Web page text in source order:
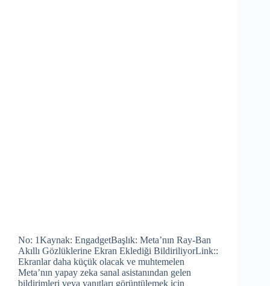
No: 1Kaynak: EngadgetBaşlık: Meta’nın Ray-Ban
Akıllı Gözlüklerine Ekran Eklediği BildiriliyorLink::
Ekranlar daha küçük olacak ve muhtemelen
Meta’nın yapay zeka sanal asistanından gelen
bildirimleri veya yanıtları görüntülemek için